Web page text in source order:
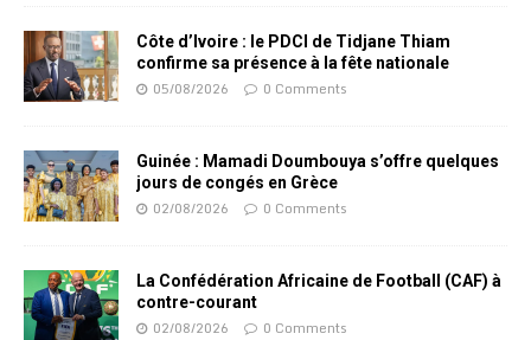
Côte d’Ivoire : le PDCI de Tidjane Thiam
confirme sa présence à la fête nationale
05/08/2026 0 Comments
Guinée : Mamadi Doumbouya s’offre quelques
jours de congés en Grèce
02/08/2026 0 Comments
La Confédération Africaine de Football (CAF) à
contre-courant
02/08/2026 0 Comments